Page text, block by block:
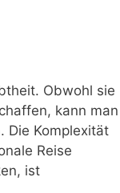
Obwohl sie
kann man
Die Komplexität
Reise
ist